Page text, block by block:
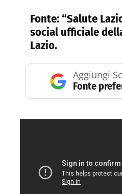
Fonte: “Salute
social ufficiale
Lazio.
Aggiungi
Fonte